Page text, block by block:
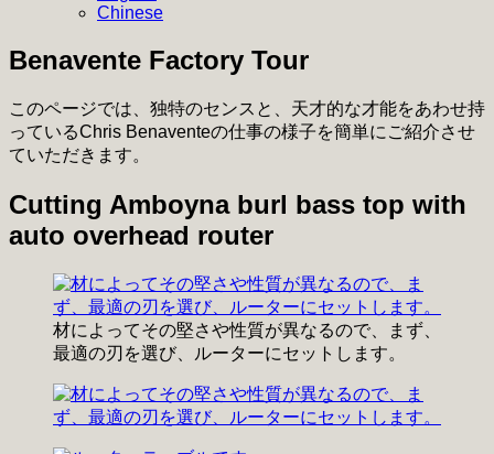
ー
開
Chinese
Benavente Factory Tour
このページでは、独特のセンスと、天才的な才能をあわせ持
っているChris Benaventeの仕事の様子を簡単にご紹介させ
ていただきます。
Cutting Amboyna burl bass top with
auto overhead router
材によってその堅さや性質が異なるので、まず、
最適の刃を選び、ルーターにセットします。